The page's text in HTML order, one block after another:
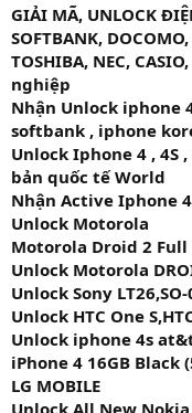
GIẢI MÃ, UNLOCK
SOFTBANK,
TOSHIBA, NEC,
nghiệp
Nhận Unlock iphone
softbank , iphone
Unlock Iphone 4 , 4S
bản quốc tế World
Nhận Active Iphone
Unlock Motorola
Motorola Droid 2 Full
Unlock Motorola
Unlock Sony LT26,SO-
Unlock HTC One
Unlock iphone 4s
iPhone 4 16GB Black
LG MOBILE
Unlock All New Nokia